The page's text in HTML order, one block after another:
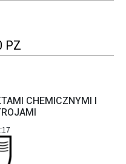
CHEMICZNYMI I
PZ